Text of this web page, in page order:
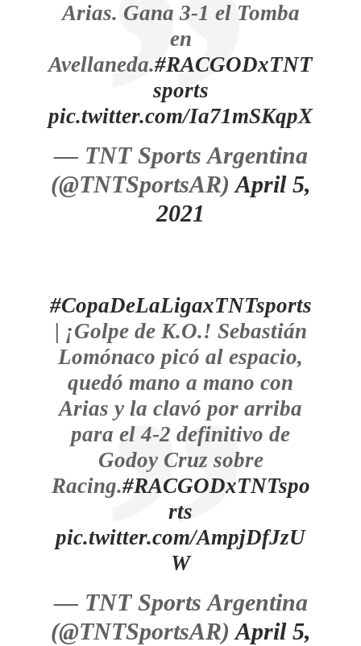
Arias. Gana 3-1 el Tomba
en
Avellaneda.#RACGODxTNT
sports
pic.twitter.com/Ia71mSKqpX
— TNT Sports Argentina
(@TNTSportsAR)April 5,
2021
#CopaDeLaLigaxTNTsports
| ¡Golpe de K.O.! Sebastián
Lomónaco picó al espacio,
quedó mano a mano con
Arias y la clavó por arriba
para el 4-2 definitivo de
Godoy Cruz sobre
Racing.#RACGODxTNTspo
rts
pic.twitter.com/AmpjDfJzU
W
— TNT Sports Argentina
(@TNTSportsAR)April 5,